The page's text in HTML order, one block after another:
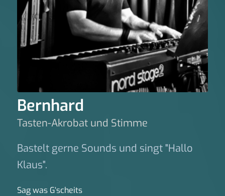
Bernhard
Tasten-Akrobat und Stimme
Bastelt gerne Sounds und singt "Hallo
Klaus".
Sag was G‘scheits